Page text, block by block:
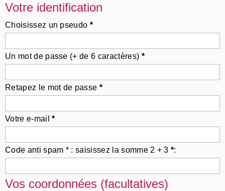
Votre identification
Choisissez un pseudo *
Un mot de passe (+ de 6 caractères) *
Retapez le mot de passe *
Votre e-mail*
Code anti spam * : saisissez la somme 2 + 3*:
Vos coordonnées (facultatives)